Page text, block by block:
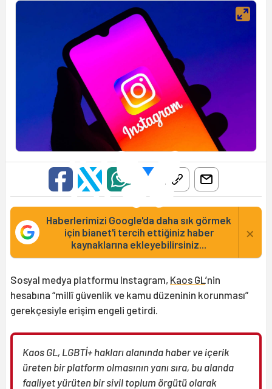
Haberlerimizi Google'da daha sık görmek
için bianet'i tercih ettiğiniz haber
kaynaklarına ekleyebilirsiniz...
×
Sosyal medya platformu Instagram, Kaos GL ’nin
hesabına “millî güvenlik ve kamu düzeninin korunması”
gerekçesiyle erişim engeli getirdi.
Kaos GL, LGBTİ+ hakları alanında haber ve içerik
üreten bir platform olmasının yanı sıra, bu alanda
faaliyet yürüten bir sivil toplum örgütü olarak